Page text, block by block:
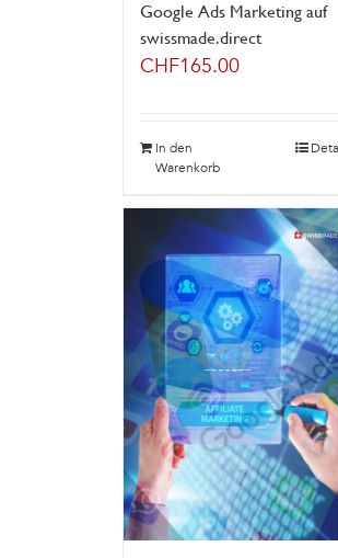
Google Ads Marketing auf
swissmade.direct
CHF165.00
In den
Warenkorb